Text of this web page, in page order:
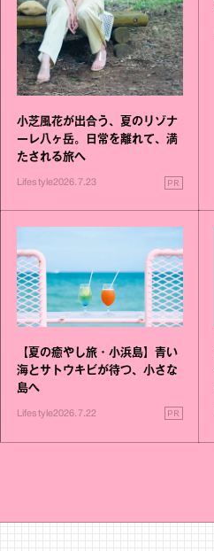
小芝風花が出合う、夏のリゾナ
ーレ八ヶ岳。日常を離れて、満
たされる旅へ
Lifestyle2026.7.23 PR
【夏の癒やし旅・小浜島】青い
海とサトウキビが待つ、小さな
島へ
Lifestyle2026.7.22 PR